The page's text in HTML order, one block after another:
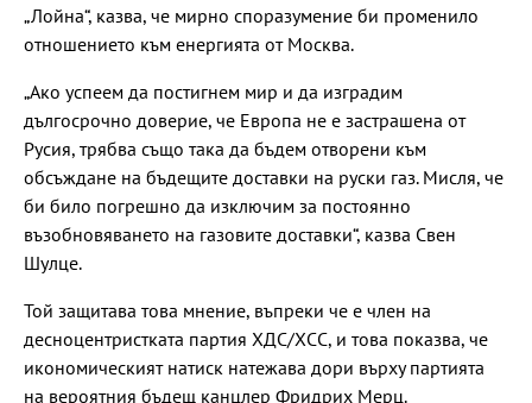
„Лойна“, казва, че мирно споразумение би променило
отношението към енергията от Москва.
„Ако успеем да постигнем мир и да изградим
дългосрочно доверие, че Европа не е застрашена от
Русия, трябва също така да бъдем отворени към
обсъждане на бъдещите доставки на руски газ. Мисля, че
би било погрешно да изключим за постоянно
възобновяването на газовите доставки“, казва Свен
Шулце.
Той защитава това мнение, въпреки че е член на
десноцентристката партия ХДС/ХСС, и това показва, че
икономическият натиск натежава дори върху партията
на вероятния бъдещ канцлер Фридрих Мерц.